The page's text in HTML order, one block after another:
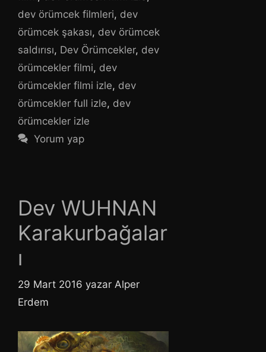
dev örümcek filmleri, dev
örümcek şakası, dev örümcek
saldırısı, Dev Örümcekler, dev
örümcekler filmi, dev
örümcekler filmi izle, dev
örümcekler full izle, dev
örümcekler izle
Yorum yap
Dev WUHNAN
Karakurbağalar
ı
29 Mart 2016 yazar Alper
Erdem